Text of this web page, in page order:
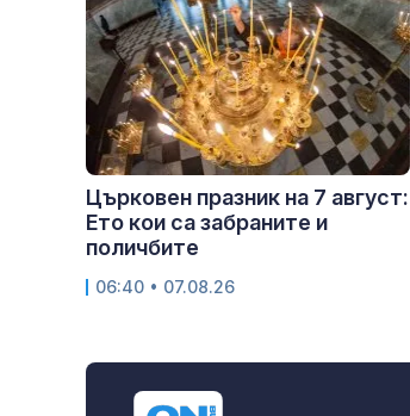
Църковен празник на 7 август:
Ето кои са забраните и
поличбите
06:40 • 07.08.26